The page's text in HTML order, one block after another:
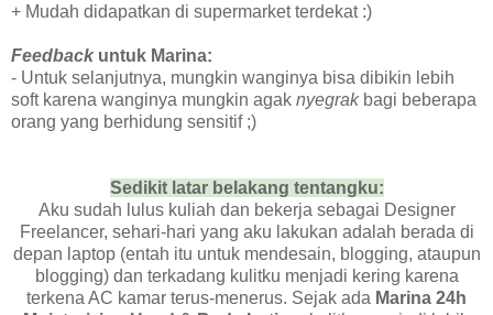
+ Mudah didapatkan di supermarket terdekat :)
Feedback untuk Marina:
- Untuk selanjutnya, mungkin wanginya bisa dibikin lebih
soft karena wanginya mungkin agak nyegrakbagi beberapa
orang yang berhidung sensitif ;)
Sedikit latar belakang tentangku:
Aku sudah lulus kuliah dan bekerja sebagai Designer
Freelancer, sehari-hari yang aku lakukan adalah berada di
depan laptop (entah itu untuk mendesain, blogging, ataupun
blogging) dan terkadang kulitku menjadi kering karena
terkena AC kamar terus-menerus. Sejak ada Marina 24h